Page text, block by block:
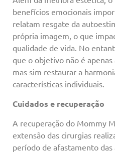
benefícios emocionais
relatam resgate da
própria imagem, o que
qualidade de vida. No
que o objetivo não é
mas sim restaurar a
características individuais.
Cuidados e recuperação
A recuperação do Mommy
extensão das cirurgias
período de afastamento